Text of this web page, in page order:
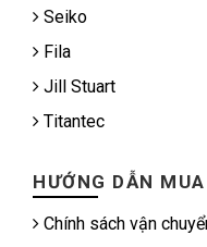
Seiko
Fila
Jill Stuart
Titantec
HƯỚNG DẪN
Chính sách vận